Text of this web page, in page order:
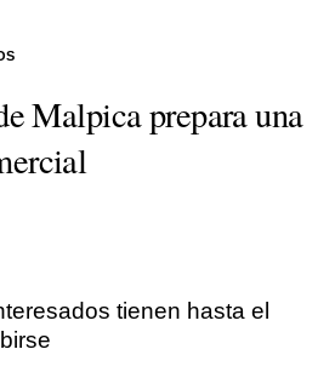
Malpica prepara una
tienen hasta el